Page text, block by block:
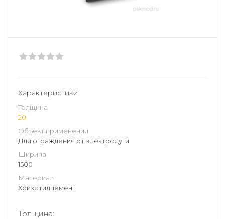
Характеристики
Толщина
20
Объект применения
Для ограждения от электродуги
Ширина
1500
Материал
Хризотилцемент
Толщина: